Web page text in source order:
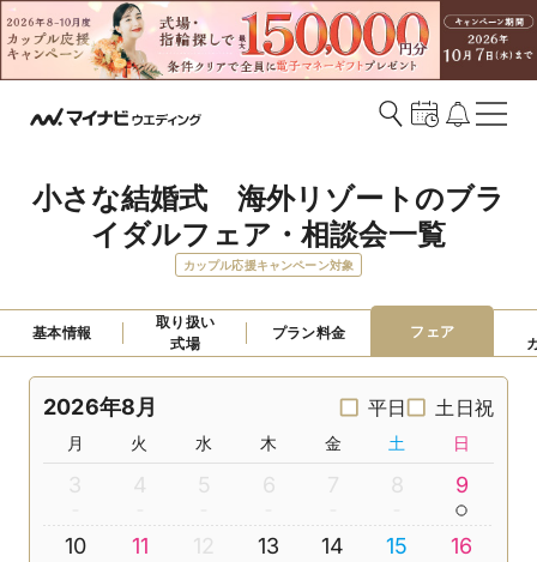
小さな結婚式　海外リゾートのブラ
イダルフェア・相談会一覧
カップル応援キャンペーン対象
基本情報
取り扱い
式場
プラン料金 フェア
2026年8月 平日 土日祝
月 火 水 木 金 土 日
3 4 5 6 7 8 9
10 11 12 13 14 15 16